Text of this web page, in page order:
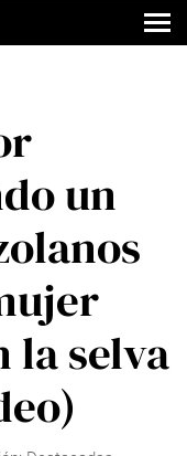
un
la selva